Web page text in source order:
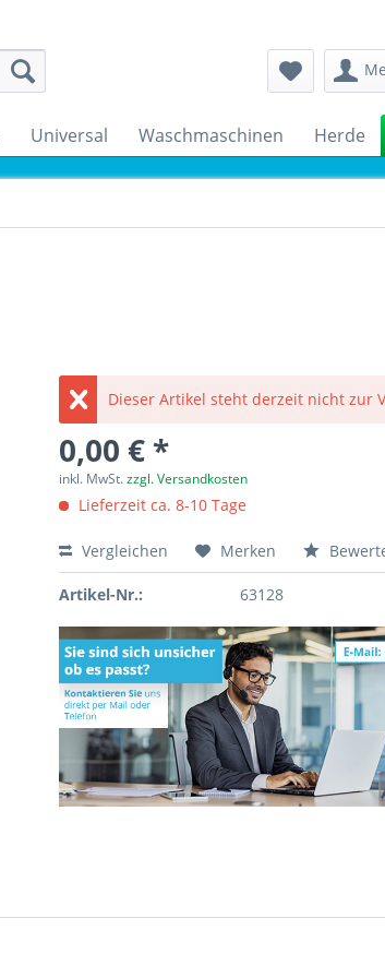
Universal Waschmaschinen Herde
Dieser Artikel steht derzeit nicht zur
0,00 € *
inkl. MwSt.zzgl. Versandkosten
Lieferzeit ca. 8-10 Tage
Vergleichen Merken
Artikel-Nr.: 63128